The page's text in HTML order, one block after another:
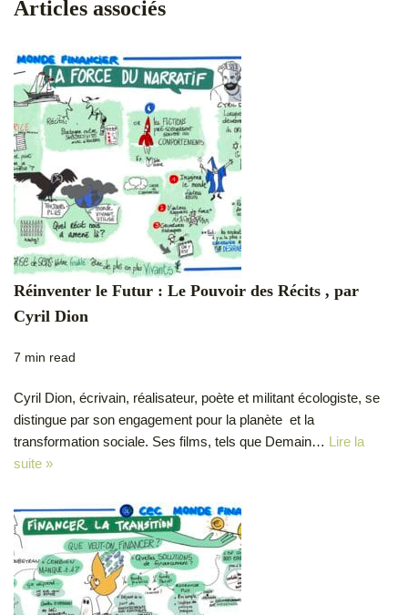
Articles associés
Réinventer le Futur : Le Pouvoir des Récits , par
Cyril Dion
7 min read
Cyril Dion, écrivain, réalisateur, poète et militant écologiste, se
distingue par son engagement pour la planète et la
transformation sociale. Ses films, tels que Demain… Lire la
suite »